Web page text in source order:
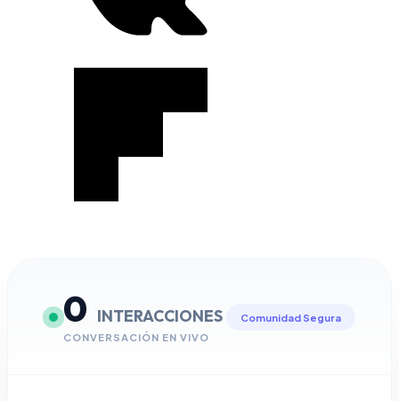
0 INTERACCIONES
CONVERSACIÓN EN VIVO
Comunidad Segura